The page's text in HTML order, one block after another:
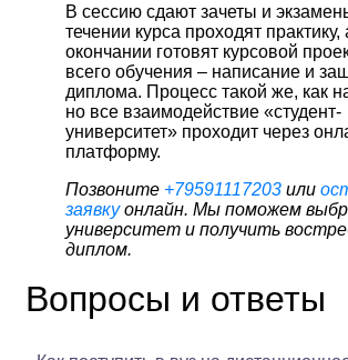
В сессию сдают зачеты и
течении курса проходят практику,
окончании готовят курсовой
всего обучения – написание и
диплома. Процесс такой же, как
но все взаимодействие «студент-
университет» проходит через
платформу.
Позвоните +79591117203 или
заявкуонлайн. Мы поможем
университет и получить
диплом.
Вопросы и ответы